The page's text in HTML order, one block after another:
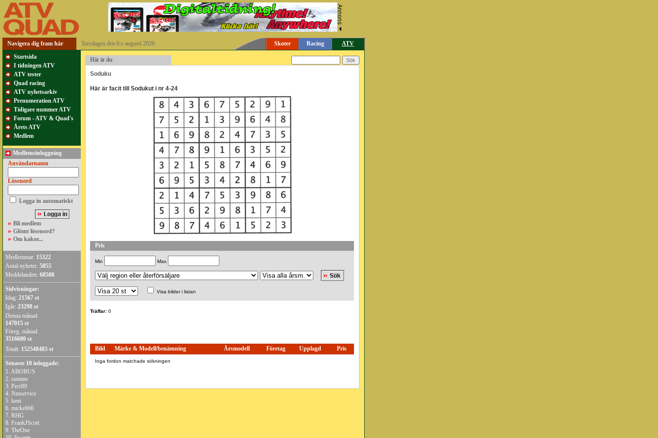
Navigera dig fram här Torsdagen den 6:e augusti 2026 Skoter Racing
ATV
Startsida
I tidningen ATV
ATV tester
Quad racing
ATV nyhetsarkiv
Prenumeration ATV
Tidigare nummer ATV
Forum - ATV & Quad's
Årets ATV
Medlem
Medlemsinloggning
Användarnamn
Lösenord
Logga in automatiskt
» Bli medlem
» Glömt lösenord?
» Om kakor...
Medlemmar: 15322
Antal nyheter: 5855
Meddelanden: 68508
Sidvisningar:
Idag: 21567 st
Igår: 23298 st
Denna månad:
147015 st
Föreg. månad:
3516680 st
Totalt: 152548483 st
Senaste 10 inloggade:
1. ABOBUS
2. sunnne
3. Perr89
4. Nmservice
5. kent
6. micke666
7. RHG
8. FrankJScott
9. TheOne
Här är du:
Soduku
Här är facit till Sodukut i nr 4-24
Pris
Min Max
Visa bilder i listan
Träffar: 0
Bild Märke & Modell/benämning Årsmodell Företag Upplagd Pris
Inga fordon matchade sökningen